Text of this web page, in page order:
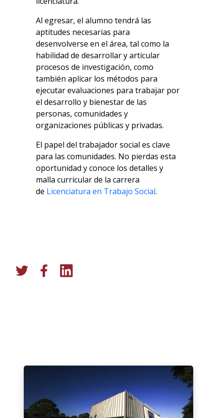
Al egresar, el alumno tendrá las
aptitudes necesarias para
desenvolverse en el área, tal como la
habilidad de desarrollar y articular
procesos de investigación, como
también aplicar los métodos para
ejecutar evaluaciones para trabajar por
el desarrollo y bienestar de las
personas, comunidades y
organizaciones públicas y privadas.
El papel del trabajador social es clave
para las comunidades. No pierdas esta
oportunidad y conoce los detalles y
malla curricular de la carrera
de Licenciatura en Trabajo Social.